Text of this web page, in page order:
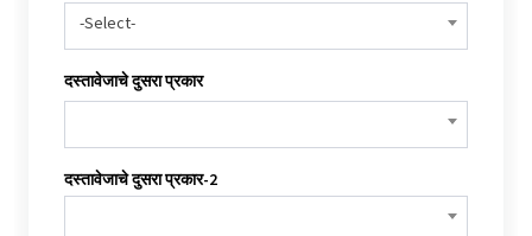
-Select-
दस्तावेजाचे दुसरा प्रकार
दस्तावेजाचे दुसरा प्रकार-2